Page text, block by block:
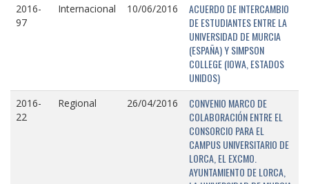
2016-
97
Internacional 10/06/2016
ACUERDO DE INTERCAMBIO
DE ESTUDIANTES ENTRE LA
UNIVERSIDAD DE MURCIA
(ESPAÑA) Y SIMPSON
COLLEGE (IOWA, ESTADOS
UNIDOS)
2016-
22
Regional 26/04/2016
CONVENIO MARCO DE
COLABORACIÓN ENTRE EL
CONSORCIO PARA EL
CAMPUS UNIVERSITARIO DE
LORCA, EL EXCMO.
AYUNTAMIENTO DE LORCA,